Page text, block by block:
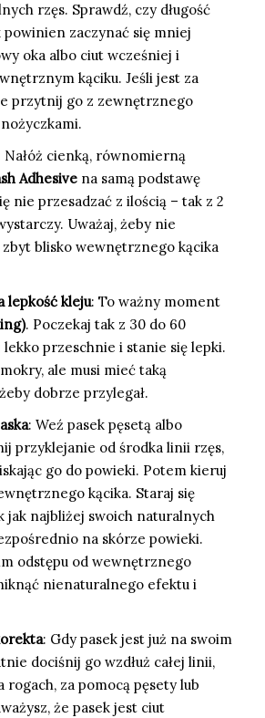
rzęs. Sprawdź, czy długość
powinien zaczynać się mniej
oka albo ciut wcześniej i
kąciku. Jeśli jest za
przytnij go z zewnętrznego
Nałóż cienką, równomierną
Adhesive na samą podstawę
nie przesadzać z ilością – tak z 2
Uważaj, żeby nie
zbyt blisko wewnętrznego kącika
lepkość kleju: To ważny moment
. Poczekaj tak z 30 do 60
lekko przeschnie i stanie się lepki.
ale musi mieć taką
dobrze przylegał.
: Weź pasek pęsetą albo
przyklejanie od środka linii rzęs,
go do powieki. Potem kieruj
kącika. Staraj się
jak najbliżej swoich naturalnych
na skórze powieki.
odstępu od wewnętrznego
nienaturalnego efektu i
: Gdy pasek jest już na swoim
dociśnij go wzdłuż całej linii,
rogach, za pomocą pęsety lub
że pasek jest ciut